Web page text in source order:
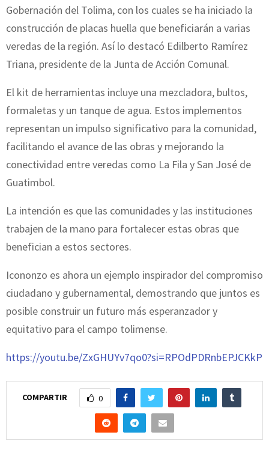
Gobernación del Tolima, con los cuales se ha iniciado la
construcción de placas huella que beneficiarán a varias
veredas de la región. Así lo destacó Edilberto Ramírez
Triana, presidente de la Junta de Acción Comunal.
El kit de herramientas incluye una mezcladora, bultos,
formaletas y un tanque de agua. Estos implementos
representan un impulso significativo para la comunidad,
facilitando el avance de las obras y mejorando la
conectividad entre veredas como La Fila y San José de
Guatimbol.
La intención es que las comunidades y las instituciones
trabajen de la mano para fortalecer estas obras que
benefician a estos sectores.
Icononzo es ahora un ejemplo inspirador del compromiso
ciudadano y gubernamental, demostrando que juntos es
posible construir un futuro más esperanzador y
equitativo para el campo tolimense.
https://youtu.be/ZxGHUYv7qo0?si=RPOdPDRnbEPJCKkP
COMPARTIR 0